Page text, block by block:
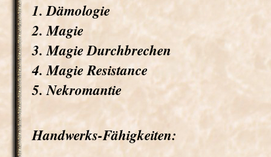
1. Dämologie
2. Magie
3. Magie Durchbrechen
4. Magie Resistance
5. Nekromantie
Handwerks-Fähigkeiten: